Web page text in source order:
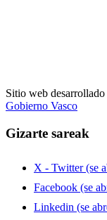
Sitio web
Gobierno Vasco
Gizarte sareak
X - Twitter (se
Facebook (se
Linkedin (se